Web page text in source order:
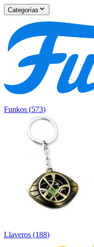
Categorías
Funkos (573)
Llaveros (188)